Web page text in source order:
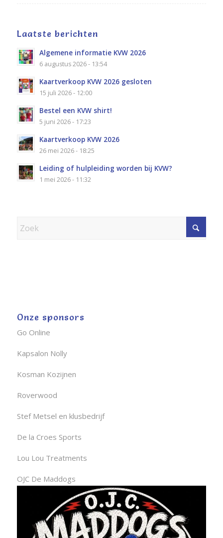
Laatste berichten
Algemene informatie KVW 2026
6 augustus 2026 - 13:54
Kaartverkoop KVW 2026 gesloten
15 juli 2026 - 12:00
Bestel een KVW shirt!
5 juni 2026 - 17:23
Kaartverkoop KVW 2026
26 mei 2026 - 18:25
Leiding of hulpleiding worden bij KVW?
1 mei 2026 - 11:32
Onze sponsors
Go Online
Kapsalon Nolly
Kosman Kozijnen
Roverwood
Stef Metsel en klusbedrijf
De la Croes Sports
Lou Lou Treatments
OJC De Maddogs